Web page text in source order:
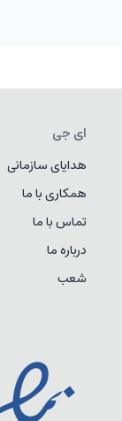
جا کارتی لورنزو